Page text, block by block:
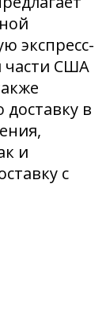
экспресс-
части США
в
и
с